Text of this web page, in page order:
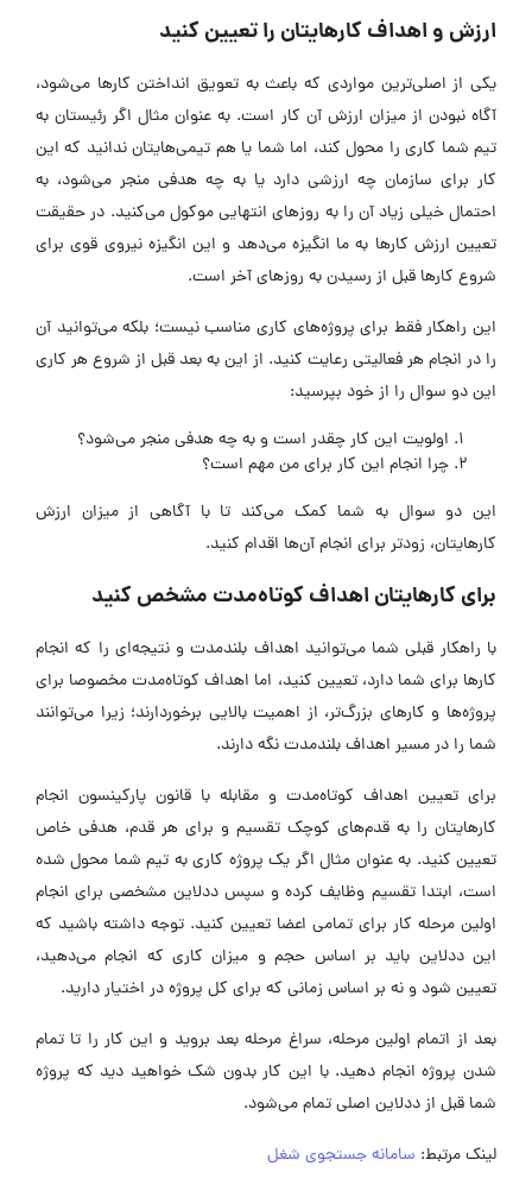
ارزش و اهداف کارهایتان را تعیین کنید
یکی از اصلی‌ترین مواردی که باعث به تعویق انداختن کارها می‌شود،
آگاه نبودن از میزان ارزش آن کار است. به عنوان مثال اگر رئیستان به
تیم شما کاری را محول کند، اما شما یا هم تیمی‌هایتان ندانید که این
کار برای سازمان چه ارزشی دارد یا به چه هدفی منجر می‌شود، به
احتمال خیلی زیاد آن را به روزهای انتهایی موکول می‌کنید. در حقیقت
تعیین ارزش کارها به ما انگیزه می‌دهد و این انگیزه نیروی قوی برای
شروع کارها قبل از رسیدن به روزهای آخر است.
این راهکار فقط برای پروژه‌های کاری مناسب نیست؛ بلکه می‌توانید آن
را در انجام هر فعالیتی رعایت کنید. از این به بعد قبل از شروع هر کاری
این دو سوال را از خود بپرسید:
اولویت این کار چقدر است و به چه هدفی منجر می‌شود؟
چرا انجام این کار برای من مهم است؟
این دو سوال به شما کمک می‌کند تا با آگاهی از میزان ارزش
کارهایتان، زودتر برای انجام آن‌ها اقدام کنید.
برای کارهایتان اهداف کوتاه‌مدت مشخص کنید
با راهکار قبلی شما می‌توانید اهداف بلند‌مدت و نتیجه‌ای را که انجام
کارها برای شما دارد، تعیین کنید، اما اهداف کوتاه‌مدت مخصوصا برای
پروژه‌ها و کارهای بزرگ‌تر، از اهمیت بالایی برخوردارند؛ زیرا می‌توانند
شما را در مسیر اهداف بلند‌مدت نگه دارند.
برای تعیین اهداف کوتاه‌مدت و مقابله با قانون پارکینسون انجام
کارهایتان را به قدم‌های کوچک تقسیم و برای هر قدم، هدفی خاص
تعیین کنید. به عنوان مثال اگر یک پروژه کاری به تیم شما محول شده
است، ابتدا تقسیم وظایف کرده و سپس ددلاین مشخصی برای انجام
اولین مرحله کار برای تمامی اعضا تعیین کنید. توجه داشته باشید که
این ددلاین باید بر اساس حجم و میزان کاری که انجام می‌دهید،
تعیین شود و نه بر اساس زمانی که برای کل پروژه در اختیار دارید.
بعد از اتمام اولین مرحله، سراغ مرحله بعد بروید و این کار را تا تمام
شدن پروژه انجام دهید. با این کار بدون شک خواهید دید که پروژه
شما قبل از ددلاین اصلی تمام می‌شود.
لینک مرتبط: سامانه جستجوی شغل